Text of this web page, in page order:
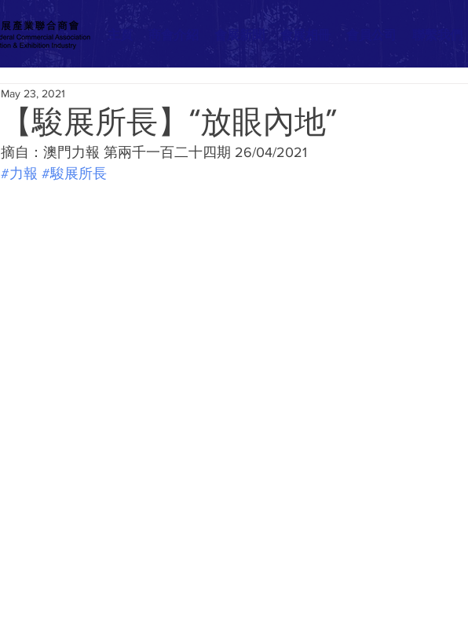
會展新聞 會展相冊
【駿展所長】“放眼內地”
May 23, 2021
摘自：澳門力報 第兩千一百二十四期 26/04/2021
#力報 #駿展所長